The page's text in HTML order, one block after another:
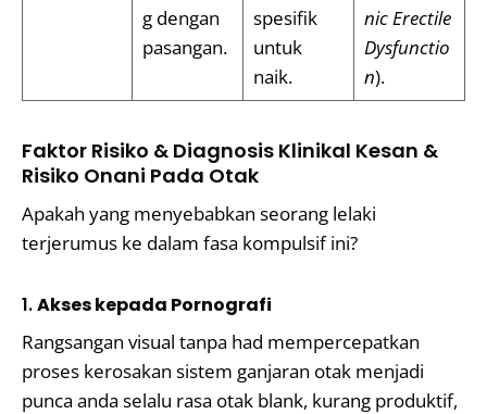
g dengan
pasangan.
spesifik
untuk
naik.
nic Erectile
Dysfunctio
n).
Faktor Risiko & Diagnosis Klinikal Kesan &
Risiko Onani Pada Otak
Apakah yang menyebabkan seorang lelaki
terjerumus ke dalam fasa kompulsif ini?
1.Akses kepada Pornografi
Rangsangan visual tanpa had mempercepatkan
proses kerosakan sistem ganjaran otak menjadi
punca anda selalu rasa otak blank, kurang produktif,